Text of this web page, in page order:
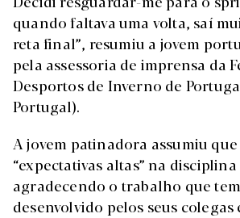
quando faltava uma volta, saí
reta final”, resumiu a jovem
pela assessoria de imprensa da
Desportos de Inverno de
Portugal).
A jovem patinadora assumiu
“expectativas altas” na
agradecendo o trabalho que
desenvolvido pelos seus